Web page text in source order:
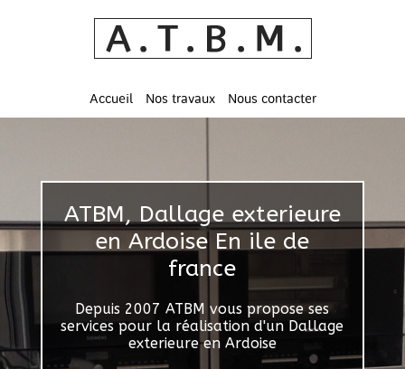
Accueil Nos travaux Nous contacter
ATBM, Dallage exterieure
en Ardoise En ile de
france
Depuis 2007 ATBM vous propose ses
services pour la réalisation d'un Dallage
exterieure en Ardoise